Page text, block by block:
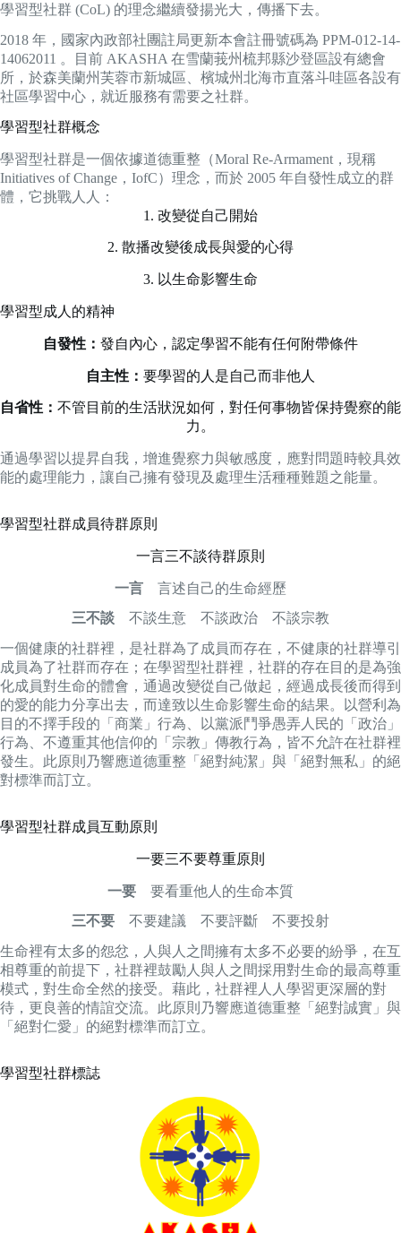
學習型社群 (CoL) 的理念繼續發揚光大，傳播下去。
2018 年，國家內政部社團註局更新本會註冊號碼為 PPM-012-14-
14062011 。目前 AKASHA 在雪蘭莪州梳邦縣沙登區設有總會
所，於森美蘭州芙蓉市新城區、檳城州北海市直落斗哇區各設有
社區學習中心，就近服務有需要之社群。
學習型社群概念
學習型社群是一個依據道德重整（Moral Re-Armament，現稱
Initiatives of Change，IofC）理念，而於 2005 年自發性成立的群
體，它挑戰人人：
1. 改變從自己開始
2. 散播改變後成長與愛的心得
3. 以生命影響生命
學習型成人的精神
自發性： 發自內心，認定學習不能有任何附帶條件
自主性： 要學習的人是自己而非他人
自省性： 不管目前的生活狀況如何，對任何事物皆保持覺察的能
力。
通過學習以提昇自我，增進覺察力與敏感度，應對問題時較具效
能的處理能力，讓自己擁有發現及處理生活種種難題之能量。
學習型社群成員待群原則
一言三不談待群原則
一言 言述自己的生命經歷
三不談 不談生意 不談政治 不談宗教
一個健康的社群裡，是社群為了成員而存在，不健康的社群導引
成員為了社群而存在；在學習型社群裡，社群的存在目的是為強
化成員對生命的體會，通過改變從自己做起，經過成長後而得到
的愛的能力分享出去，而達致以生命影響生命的結果。以營利為
目的不擇手段的「商業」行為、以黨派鬥爭愚弄人民的「政治」
行為、不遵重其他信仰的「宗教」傳教行為，皆不允許在社群裡
發生。此原則乃響應道德重整「絕對純潔」與「絕對無私」的絕
對標準而訂立。
學習型社群成員互動原則
一要三不要尊重原則
一要 要看重他人的生命本質
三不要 不要建議 不要評斷 不要投射
生命裡有太多的怨忿，人與人之間擁有太多不必要的紛爭，在互
相尊重的前提下，社群裡鼓勵人與人之間採用對生命的最高尊重
模式，對生命全然的接受。藉此，社群裡人人學習更深層的對
待，更良善的情誼交流。此原則乃響應道德重整「絕對誠實」與
「絕對仁愛」的絕對標準而訂立。
學習型社群標誌